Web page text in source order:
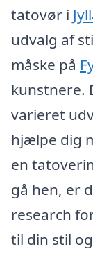
tatovør i
udvalg af
måske på
kunstnere.
varieret
hjælpe dig
en
gå hen, er
research
til din stil